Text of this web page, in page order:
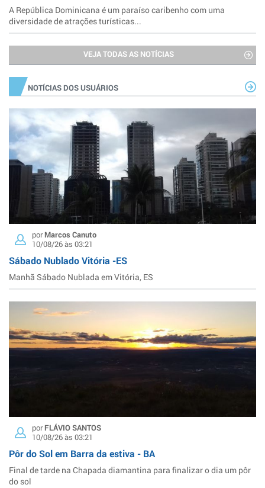
A República Dominicana é um paraíso caribenho com uma
diversidade de atrações turísticas...
VEJA TODAS AS NOTÍCIAS
NOTÍCIAS DOS USUÁRIOS
porMarcos Canuto
10/08/26 às 03:21
Sábado Nublado Vitória -ES
Manhã Sábado Nublada em Vitória, ES
porFLÁVIO SANTOS
10/08/26 às 03:21
Pôr do Sol em Barra da estiva - BA
Final de tarde na Chapada diamantina para finalizar o dia um pôr
do sol